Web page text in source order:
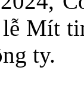
Mít
ty.